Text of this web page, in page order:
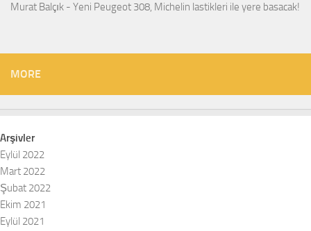
Murat Balçık - Yeni Peugeot 308, Michelin lastikleri ile yere basacak!
MORE
Arşivler
Eylül 2022
Mart 2022
Şubat 2022
Ekim 2021
Eylül 2021